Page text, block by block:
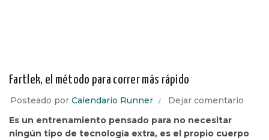
Fartlek, el método para correr más rápido
Posteado por Calendario Runner
Dejar comentario
Es un entrenamiento pensado para no necesitar
ningún tipo de tecnología extra, es el propio cuerpo
NECESITAMOS
PARA
ARENA?
28/01/2024
Comments